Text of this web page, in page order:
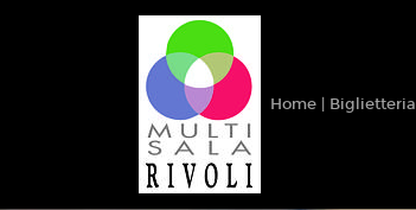
Home | Biglietteria